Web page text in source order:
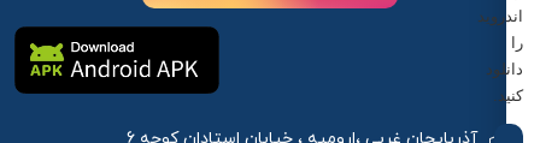
اندروید
را
دانلود
کنید.